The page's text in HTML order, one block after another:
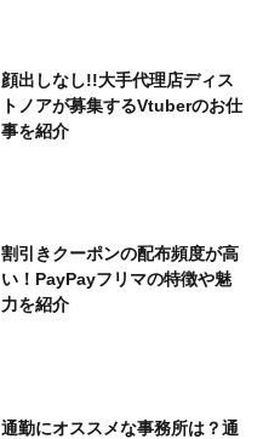
顔出しなし!!大手代理店ディス
トノアが募集するVtuberのお仕
事を紹介
割引きクーポンの配布頻度が高
い！PayPayフリマの特徴や魅
力を紹介
通勤にオススメな事務所は？通